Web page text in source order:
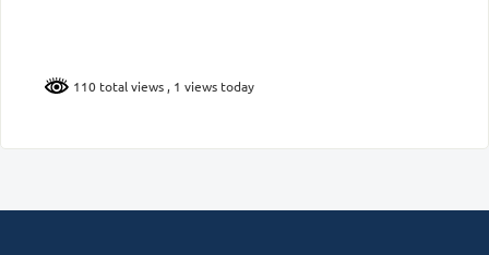
110 total views , 1 views today